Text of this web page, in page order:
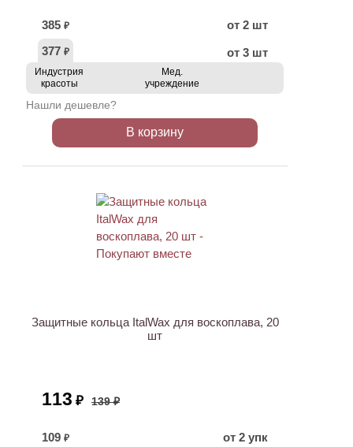
385 ₽
от 2 шт
377 ₽ от 3 шт
Индустрия
красоты
Мед.
учреждение
Нашли дешевле?
В корзину
Защитные кольца ItalWax для воскоплава, 20
шт
113 ₽ 139 ₽
109 ₽
от 2 упк